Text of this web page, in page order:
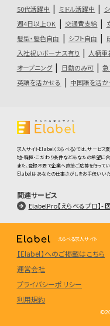
50代活躍中
ミドル活躍中
週4日以上OK
交通費支給
髪型・髪色自由
シフト自由
入社祝いボーナス有り
人柄重
オープニング
日勤のみ可
英語を活かせる
中国語を活か
求人サイトElabel（えらべる）では、サービ
地・職種・こだわり条件などあなたの希望に
また、登録不要で企業へ直接ご応募を行ってい
Elabelはあなたの仕事さがしをお手伝いいた
関連サービス
ElabelPro【えらべるプロ】-
えらべる求人サイト
【Elabel】へのご掲載はこちら
運営会社
プライバシーポリシー
利用規約